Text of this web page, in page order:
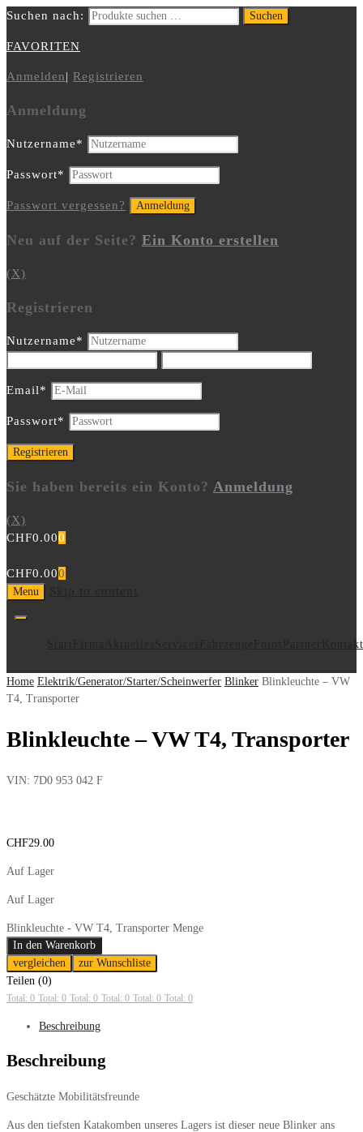
Suchen nach: Suchen
FAVORITEN
Anmelden| Registrieren
Anmeldung
Nutzername*
Passwort*
Passwort vergessen?
Neu auf der Seite? Ein Konto erstellen
(X)
Registrieren
Nutzername*
Email*
Passwort*
Sie haben bereits ein Konto? Anmeldung
(X)
CHF0.000
CHF0.000
Menu
Kontakt
Home Elektrik/Generator/Starter/Scheinwerfer Blinker Blinkleuchte – VW
T4, Transporter
Blinkleuchte – VW T4, Transporter
VIN: 7D0 953 042 F
CHF29.00
Auf Lager
Auf Lager
Blinkleuchte - VW T4, Transporter Menge
In den Warenkorb
vergleichen
zur Wunschliste
Teilen (0)
Total: 0 Total: 0 Total: 0 Total: 0 Total: 0 Total: 0
Beschreibung
Beschreibung
Geschätzte Mobilitätsfreunde
Aus den tiefsten Katakomben unseres Lagers ist dieser neue Blinker ans